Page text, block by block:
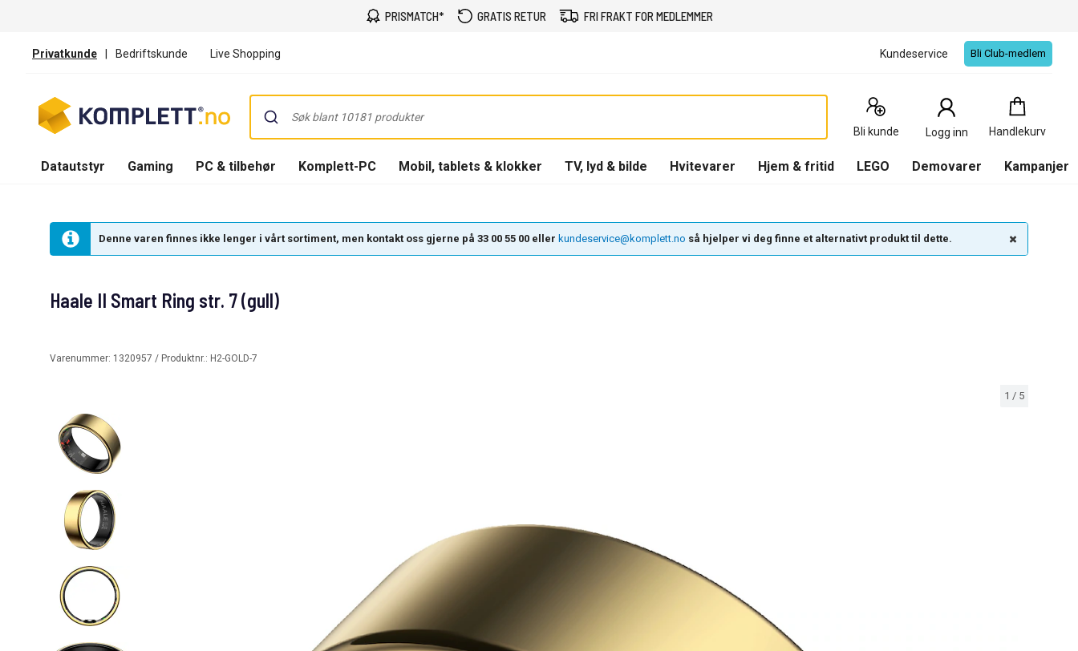
PRISMATCH* GRATIS RETUR FRI FRAKT FOR MEDLEMMER
Privatkunde | Bedriftskunde Live Shopping Kundeservice Bli Club-medlem
Bli kunde Logg inn Handlekurv
Handlekurv
0
Produkter
Datautstyr Gaming PC & tilbehør Komplett-PC Mobil, tablets & klokker TV, lyd & bilde Hvitevarer Hjem & fritid LEGO Demovarer Kampanjer
Denne varen finnes ikke lenger i vårt sortiment, men kontakt oss gjerne på 33 00 55 00 eller kundeservice@komplett.no så hjelper vi deg finne et alternativt produkt til dette.
1 / 5
Haale II Smart Ring str. 7 (gull)
Varenummer: 1320957 / Produktnr.: H2-GOLD-7